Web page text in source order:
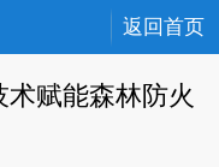
返回首页
赋能森林防火